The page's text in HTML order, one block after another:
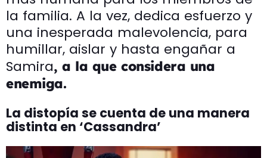
la familia. A la vez, dedica esfuerzo y
una inesperada malevolencia, para
humillar, aislar y hasta engañar a
Samira, a la que considera una
enemiga.
La distopía se cuenta de una manera
distinta en ‘Cassandra’